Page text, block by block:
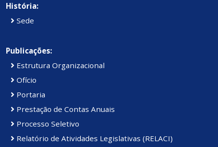
História:
Sede
Publicações:
Estrutura Organizacional
Ofício
Portaria
Prestação de Contas Anuais
Processo Seletivo
Relatório de Atividades Legislativas (RELACI)